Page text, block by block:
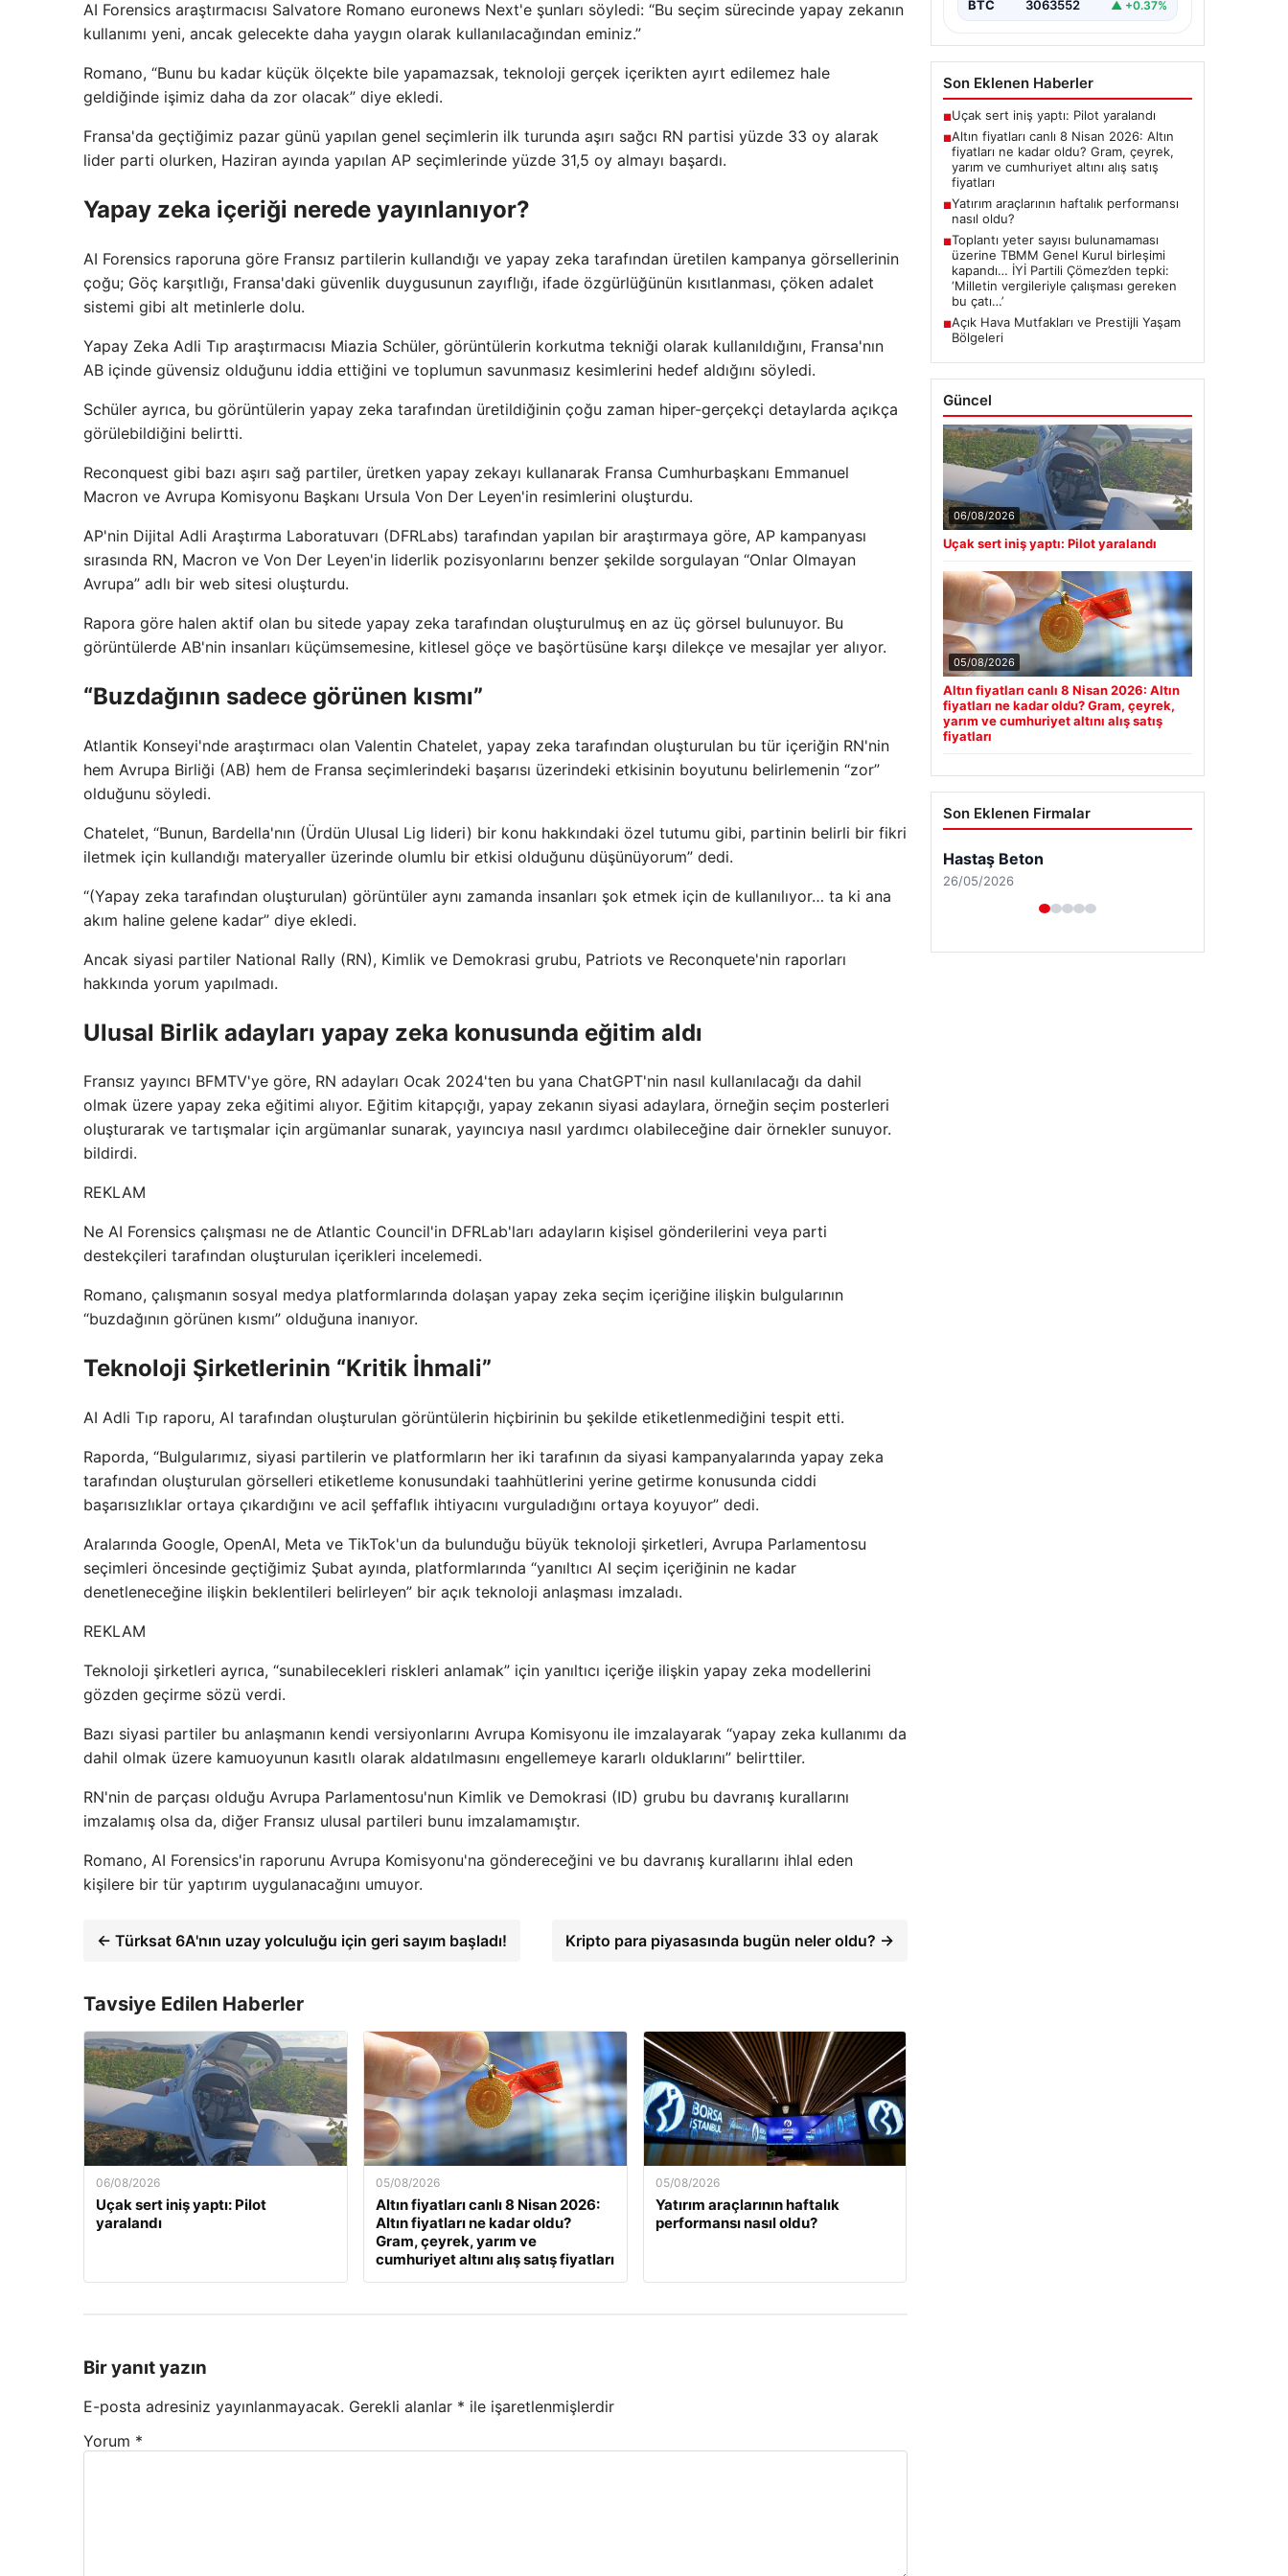
AI Forensics araştırmacısı Salvatore Romano euronews Next'e şunları söyledi: “Bu seçim sürecinde yapay zekanın
kullanımı yeni, ancak gelecekte daha yaygın olarak kullanılacağından eminiz.”
Romano, “Bunu bu kadar küçük ölçekte bile yapamazsak, teknoloji gerçek içerikten ayırt edilemez hale
geldiğinde işimiz daha da zor olacak” diye ekledi.
Fransa'da geçtiğimiz pazar günü yapılan genel seçimlerin ilk turunda aşırı sağcı RN partisi yüzde 33 oy alarak
lider parti olurken, Haziran ayında yapılan AP seçimlerinde yüzde 31,5 oy almayı başardı.
Yapay zeka içeriği nerede yayınlanıyor?
AI Forensics raporuna göre Fransız partilerin kullandığı ve yapay zeka tarafından üretilen kampanya görsellerinin
çoğu; Göç karşıtlığı, Fransa'daki güvenlik duygusunun zayıflığı, ifade özgürlüğünün kısıtlanması, çöken adalet
sistemi gibi alt metinlerle dolu.
Yapay Zeka Adli Tıp araştırmacısı Miazia Schüler, görüntülerin korkutma tekniği olarak kullanıldığını, Fransa'nın
AB içinde güvensiz olduğunu iddia ettiğini ve toplumun savunmasız kesimlerini hedef aldığını söyledi.
Schüler ayrıca, bu görüntülerin yapay zeka tarafından üretildiğinin çoğu zaman hiper-gerçekçi detaylarda açıkça
görülebildiğini belirtti.
Reconquest gibi bazı aşırı sağ partiler, üretken yapay zekayı kullanarak Fransa Cumhurbaşkanı Emmanuel
Macron ve Avrupa Komisyonu Başkanı Ursula Von Der Leyen'in resimlerini oluşturdu.
AP'nin Dijital Adli Araştırma Laboratuvarı (DFRLabs) tarafından yapılan bir araştırmaya göre, AP kampanyası
sırasında RN, Macron ve Von Der Leyen'in liderlik pozisyonlarını benzer şekilde sorgulayan “Onlar Olmayan
Avrupa” adlı bir web sitesi oluşturdu.
Rapora göre halen aktif olan bu sitede yapay zeka tarafından oluşturulmuş en az üç görsel bulunuyor. Bu
görüntülerde AB'nin insanları küçümsemesine, kitlesel göçe ve başörtüsüne karşı dilekçe ve mesajlar yer alıyor.
“Buzdağının sadece görünen kısmı”
Atlantik Konseyi'nde araştırmacı olan Valentin Chatelet, yapay zeka tarafından oluşturulan bu tür içeriğin RN'nin
hem Avrupa Birliği (AB) hem de Fransa seçimlerindeki başarısı üzerindeki etkisinin boyutunu belirlemenin “zor”
olduğunu söyledi.
Chatelet, “Bunun, Bardella'nın (Ürdün Ulusal Lig lideri) bir konu hakkındaki özel tutumu gibi, partinin belirli bir fikri
iletmek için kullandığı materyaller üzerinde olumlu bir etkisi olduğunu düşünüyorum” dedi.
“(Yapay zeka tarafından oluşturulan) görüntüler aynı zamanda insanları şok etmek için de kullanılıyor… ta ki ana
akım haline gelene kadar” diye ekledi.
Ancak siyasi partiler National Rally (RN), Kimlik ve Demokrasi grubu, Patriots ve Reconquete'nin raporları
hakkında yorum yapılmadı.
Ulusal Birlik adayları yapay zeka konusunda eğitim aldı
Fransız yayıncı BFMTV'ye göre, RN adayları Ocak 2024'ten bu yana ChatGPT'nin nasıl kullanılacağı da dahil
olmak üzere yapay zeka eğitimi alıyor. Eğitim kitapçığı, yapay zekanın siyasi adaylara, örneğin seçim posterleri
oluşturarak ve tartışmalar için argümanlar sunarak, yayıncıya nasıl yardımcı olabileceğine dair örnekler sunuyor.
bildirdi.
REKLAM
Ne AI Forensics çalışması ne de Atlantic Council'in DFRLab'ları adayların kişisel gönderilerini veya parti
destekçileri tarafından oluşturulan içerikleri incelemedi.
Romano, çalışmanın sosyal medya platformlarında dolaşan yapay zeka seçim içeriğine ilişkin bulgularının
“buzdağının görünen kısmı” olduğuna inanıyor.
Teknoloji Şirketlerinin “Kritik İhmali”
AI Adli Tıp raporu, AI tarafından oluşturulan görüntülerin hiçbirinin bu şekilde etiketlenmediğini tespit etti.
Raporda, “Bulgularımız, siyasi partilerin ve platformların her iki tarafının da siyasi kampanyalarında yapay zeka
tarafından oluşturulan görselleri etiketleme konusundaki taahhütlerini yerine getirme konusunda ciddi
başarısızlıklar ortaya çıkardığını ve acil şeffaflık ihtiyacını vurguladığını ortaya koyuyor” dedi.
Aralarında Google, OpenAI, Meta ve TikTok'un da bulunduğu büyük teknoloji şirketleri, Avrupa Parlamentosu
seçimleri öncesinde geçtiğimiz Şubat ayında, platformlarında “yanıltıcı AI seçim içeriğinin ne kadar
denetleneceğine ilişkin beklentileri belirleyen” bir açık teknoloji anlaşması imzaladı.
REKLAM
Teknoloji şirketleri ayrıca, “sunabilecekleri riskleri anlamak” için yanıltıcı içeriğe ilişkin yapay zeka modellerini
gözden geçirme sözü verdi.
Bazı siyasi partiler bu anlaşmanın kendi versiyonlarını Avrupa Komisyonu ile imzalayarak “yapay zeka kullanımı da
dahil olmak üzere kamuoyunun kasıtlı olarak aldatılmasını engellemeye kararlı olduklarını” belirttiler.
RN'nin de parçası olduğu Avrupa Parlamentosu'nun Kimlik ve Demokrasi (ID) grubu bu davranış kurallarını
imzalamış olsa da, diğer Fransız ulusal partileri bunu imzalamamıştır.
Romano, AI Forensics'in raporunu Avrupa Komisyonu'na göndereceğini ve bu davranış kurallarını ihlal eden
kişilere bir tür yaptırım uygulanacağını umuyor.
← Türksat 6A'nın uzay yolculuğu için geri sayım başladı! Kripto para piyasasında bugün neler oldu? →
Tavsiye Edilen Haberler
06/08/2026
Uçak sert iniş yaptı: Pilot
yaralandı
05/08/2026
Altın fiyatları canlı 8 Nisan 2026:
Altın fiyatları ne kadar oldu?
Gram, çeyrek, yarım ve
cumhuriyet altını alış satış fiyatları
05/08/2026
Yatırım araçlarının haftalık
performansı nasıl oldu?
Bir yanıt yazın
E-posta adresiniz yayınlanmayacak. Gerekli alanlar * ile işaretlenmişlerdir
Yorum *
ve Cumhuriyet Altını…
BTC 3063552 ▲ +0.37%
Son Eklenen Haberler
■Uçak sert iniş yaptı: Pilot yaralandı
■Altın fiyatları canlı 8 Nisan 2026: Altın
fiyatları ne kadar oldu? Gram, çeyrek,
yarım ve cumhuriyet altını alış satış
fiyatları
■Yatırım araçlarının haftalık performansı
nasıl oldu?
■Toplantı yeter sayısı bulunamaması
üzerine TBMM Genel Kurul birleşimi
kapandı… İYİ Partili Çömez’den tepki:
‘Milletin vergileriyle çalışması gereken
bu çatı…’
■Açık Hava Mutfakları ve Prestijli Yaşam
Bölgeleri
Güncel
06/08/2026
Uçak sert iniş yaptı: Pilot yaralandı
05/08/2026
Altın fiyatları canlı 8 Nisan 2026: Altın
fiyatları ne kadar oldu? Gram, çeyrek,
yarım ve cumhuriyet altını alış satış
fiyatları
Son Eklenen Firmalar